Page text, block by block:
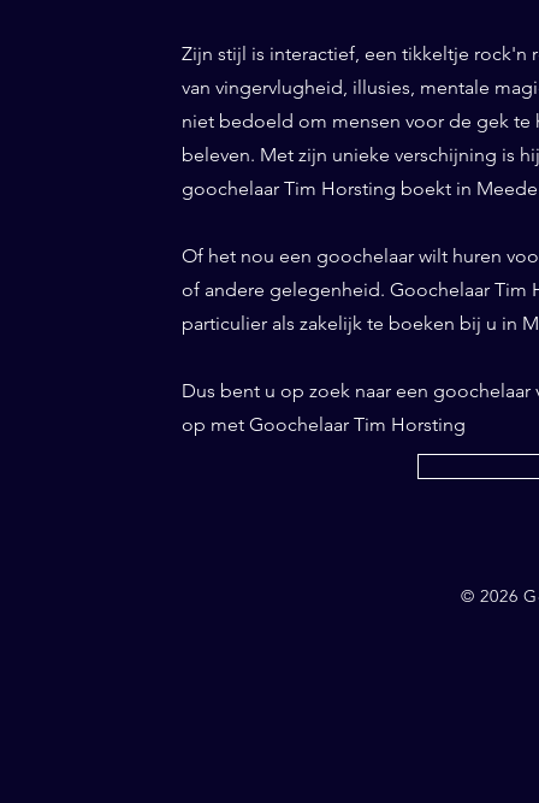
Zijn stijl is interactief, een tikkeltje rock'n
van vingervlugheid, illusies, mentale
niet bedoeld om mensen voor de gek te
beleven. Met zijn unieke verschijning is
goochelaar Tim Horsting boekt in
Of het nou een goochelaar wilt huren
of andere gelegenheid. Goochelaar Tim
particulier als zakelijk te boeken bij u in
Dus bent u op zoek naar een
op met Goochelaar Tim Horsting
© 2026